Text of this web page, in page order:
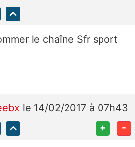
le chaîne Sfr sport
le 14/02/2017 à 07h43
+ -